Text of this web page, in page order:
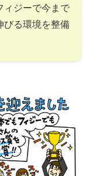
ィジーで今まで
びる環境を整備